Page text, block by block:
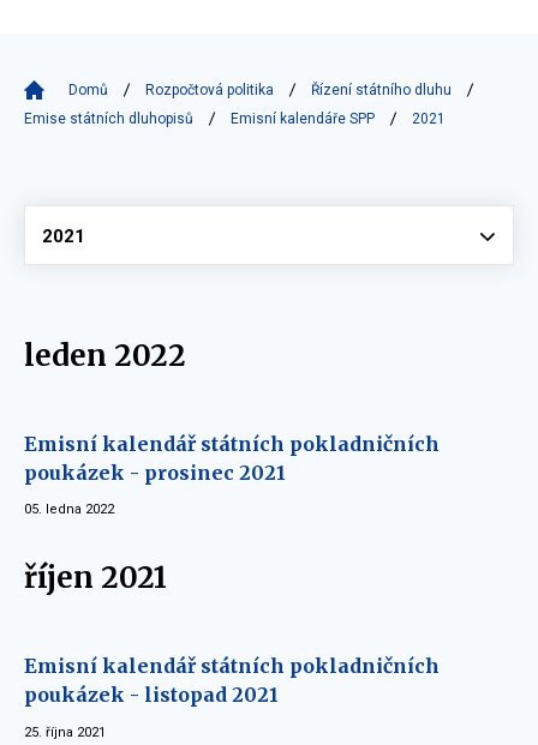
Domů Rozpočtová politika
Řízení státního dluhu
Emise státních dluhopisů
Emisní kalendáře SPP 2021
Vyberte
2021
leden 2022
Emisní kalendář státních pokladničních
poukázek - prosinec 2021
05. ledna 2022
říjen 2021
Emisní kalendář státních pokladničních
poukázek - listopad 2021
25. října 2021